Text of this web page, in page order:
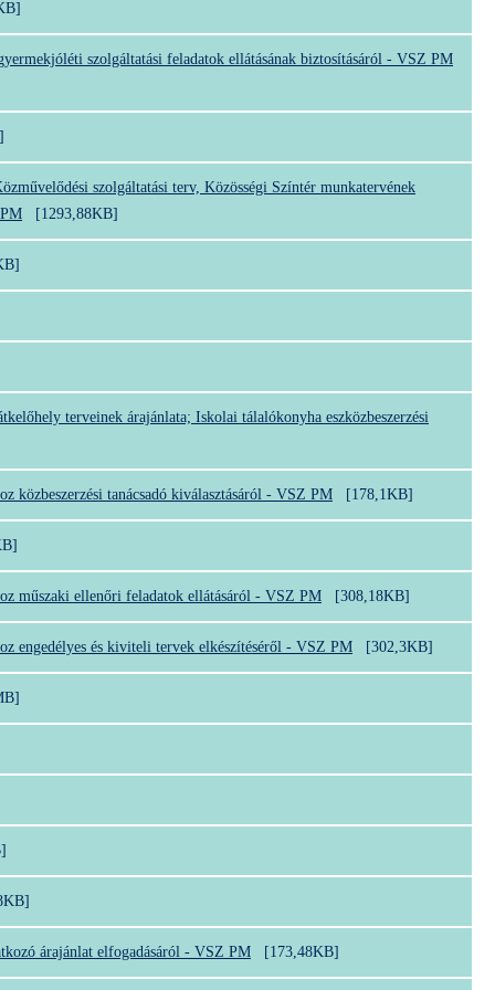
szolgáltatási feladatok ellátásának biztosításáról - VSZ PM
szolgáltatási terv, Közösségi Színtér munkatervének
[1293,88KB]
terveinek árajánlata; Iskolai tálalókonyha eszközbeszerzési
közbeszerzési tanácsadó kiválasztásáról - VSZ PM [178,1KB]
műszaki ellenőri feladatok ellátásáról - VSZ PM [308,18KB]
engedélyes és kiviteli tervek elkészítéséről - VSZ PM [302,3KB]
árajánlat elfogadásáról - VSZ PM [173,48KB]